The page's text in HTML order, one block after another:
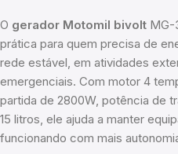
O gerador Motomil bivolt MG-
prática para quem precisa de
rede estável, em atividades
emergenciais. Com motor 4
partida de 2800W, potência de
15 litros, ele ajuda a manter
funcionando com mais